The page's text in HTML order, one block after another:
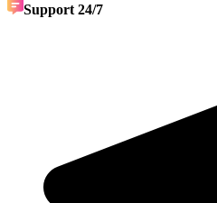
Support 24/7